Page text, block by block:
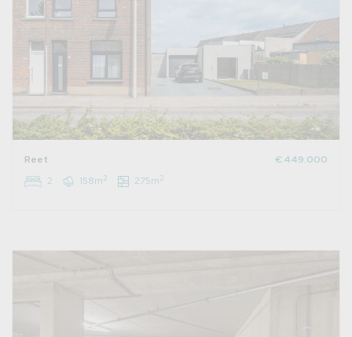
Reet
€ 449.000
2
158m2 275m2